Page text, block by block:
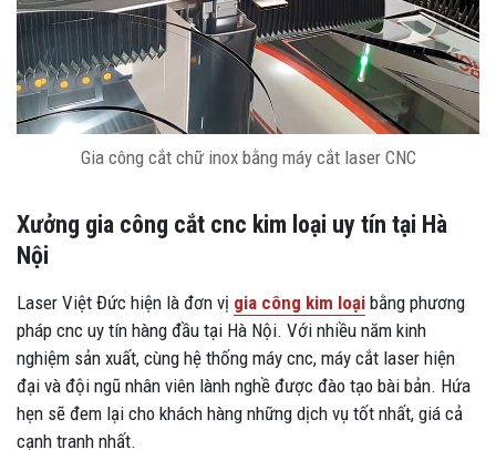
Gia công cắt chữ inox bằng máy cắt laser CNC
Xưởng gia công cắt cnc kim loại uy tín tại Hà
Nội
Laser Việt Đức hiện là đơn vị gia công kim loại bằng phương
pháp cnc uy tín hàng đầu tại Hà Nội. Với nhiều năm kinh
nghiệm sản xuất, cùng hệ thống máy cnc, máy cắt laser hiện
đại và đội ngũ nhân viên lành nghề được đào tạo bài bản. Hứa
hẹn sẽ đem lại cho khách hàng những dịch vụ tốt nhất, giá cả
cạnh tranh nhất.